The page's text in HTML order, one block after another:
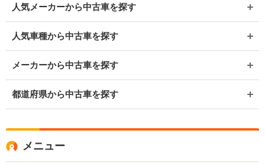
人気メーカーから中古車を探す
人気車種から中古車を探す
メーカーから中古車を探す
都道府県から中古車を探す
メニュー